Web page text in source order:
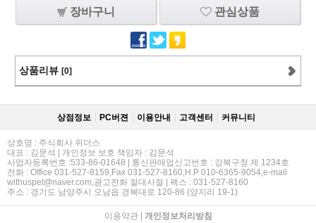
장바구니 관심상품
상품리뷰 [0]
상점정보 PC버젼 이용안내 고객센터 커뮤니티
상호명 : 주식회사 위더스
대표 : 김문석 | 개인정보 보호 책임자 : 김문석
사업자등록번호 :533-86-01648 | 통신판매업신고번호 : 강북구청 제 1234호
전화 : Office 031-527-8159,Fax 031-527-8160,H.P 010-6365-9054,e-mail
withuspet@naver.com,광고전화 절대사절 | 팩스 : 031-527-8160
주소 : 경기도 남양주시 오남읍 경복대로 120-86 (양지리 19-1)
이용약관| 개인정보처리방침